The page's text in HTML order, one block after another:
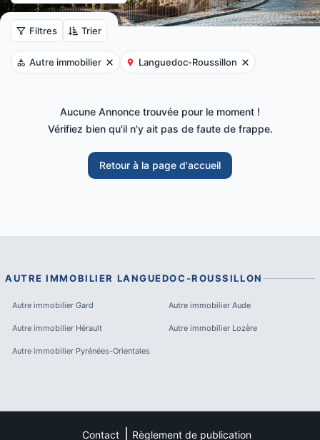
Filtres Trier
Autre immobilier Languedoc-Roussillon
Aucune Annonce trouvée pour le moment !
Vérifiez bien qu'il n'y ait pas de faute de frappe.
Retour à la page d'accueil
AUTRE IMMOBILIER LANGUEDOC-ROUSSILLON
Autre immobilier Gard Autre immobilier Aude
Autre immobilier Hérault Autre immobilier Lozère
Autre immobilier Pyrénées-Orientales
Contact Règlement de publication